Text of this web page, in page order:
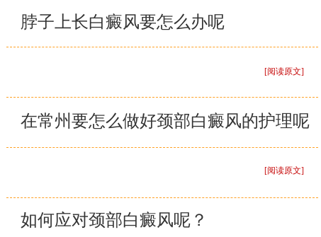
脖子上长白癜风要怎么办呢
[阅读原文]
在常州要怎么做好颈部白癜风的护理呢
[阅读原文]
如何应对颈部白癜风呢？